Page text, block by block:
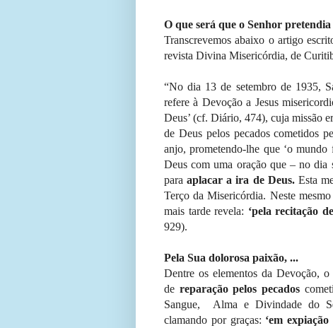
O que será que o Senhor
Transcrevemos abaixo o artigo
revista Divina Misericórdia, de
“No dia 13 de setembro de 1935,
refere à Devoção a Jesus
Deus’ (cf. Diário, 474), cuja missão
de Deus pelos pecados cometidos
anjo, prometendo-lhe que ‘o mundo
Deus com uma oração que – no dia
paraaplacar a ira de Deus. Esta
Terço da Misericórdia. Neste
mais tarde revela: ‘pela recitação
929).
Pela Sua dolorosa paixão, ...
Dentre os elementos da Devoção,
de reparação pelos pecados
Sangue, Alma e Divindade do
clamando por graças: ‘em